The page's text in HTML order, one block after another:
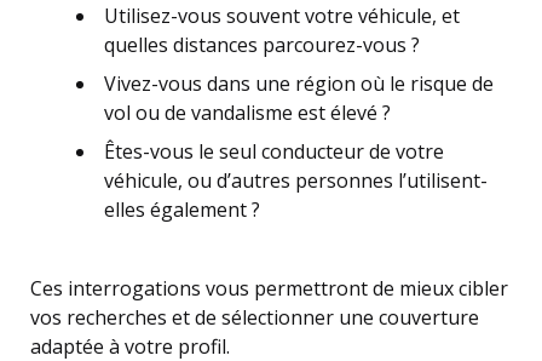
Utilisez-vous souvent votre véhicule, et
quelles distances parcourez-vous ?
Vivez-vous dans une région où le risque de
vol ou de vandalisme est élevé ?
Êtes-vous le seul conducteur de votre
véhicule, ou d’autres personnes l’utilisent-
elles également ?
Ces interrogations vous permettront de mieux cibler
vos recherches et de sélectionner une couverture
adaptée à votre profil.